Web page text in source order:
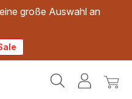
große Auswahl an
Mein
Mein